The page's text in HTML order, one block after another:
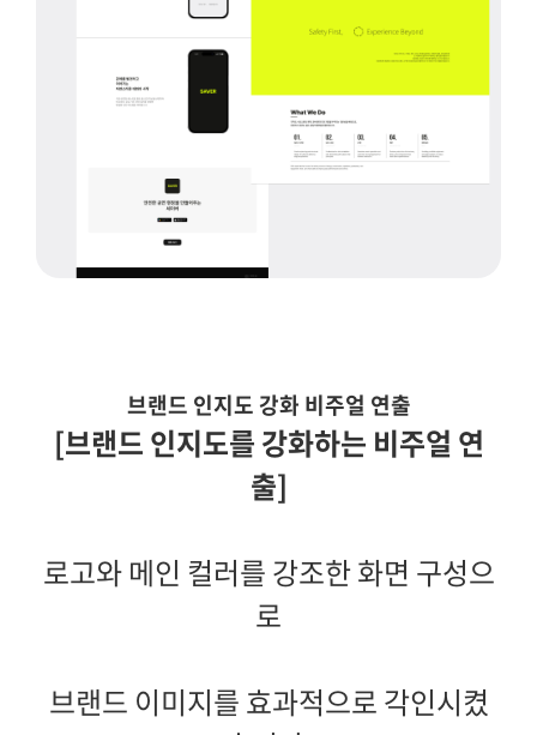
브랜드 인지도 강화 비주얼 연출
[브랜드 인지도를 강화하는 비주얼 연
출]
로고와 메인 컬러를 강조한 화면 구성으
로
브랜드 이미지를 효과적으로 각인시켰